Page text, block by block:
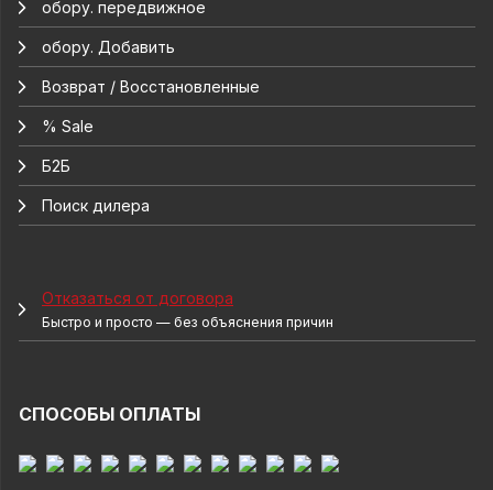
обору. передвижное
обору. Добавить
Возврат / Восстановленные
% Sale
Б2Б
Поиск дилера
Отказаться от договора
Быстро и просто — без объяснения причин
СПОСОБЫ ОПЛАТЫ